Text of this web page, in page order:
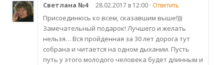
Светлана №4 28.02.2017 в 12:00 · Ответить
Присоединюсь ко всем, сказавшим выше!)))
Замечательный подарок! Лучшего и желать
нельзя… Вся пройденная за 30 лет дорога тут
собрана и читается на одном дыхании. Пусть
путь у этого молодого человека будет длинным и